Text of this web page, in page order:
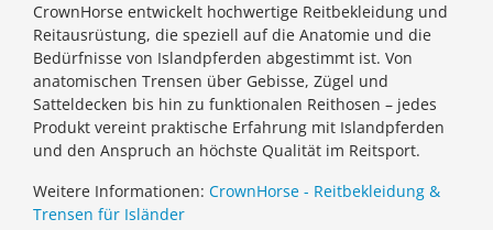
CrownHorse entwickelt hochwertige Reitbekleidung und
Reitausrüstung, die speziell auf die Anatomie und die
Bedürfnisse von Islandpferden abgestimmt ist. Von
anatomischen Trensen über Gebisse, Zügel und
Satteldecken bis hin zu funktionalen Reithosen – jedes
Produkt vereint praktische Erfahrung mit Islandpferden
und den Anspruch an höchste Qualität im Reitsport.
Weitere Informationen: CrownHorse - Reitbekleidung &
Trensen für Isländer